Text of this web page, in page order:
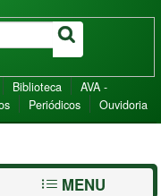
Biblioteca
AVA -
Periódicos Ouvidoria
MENU